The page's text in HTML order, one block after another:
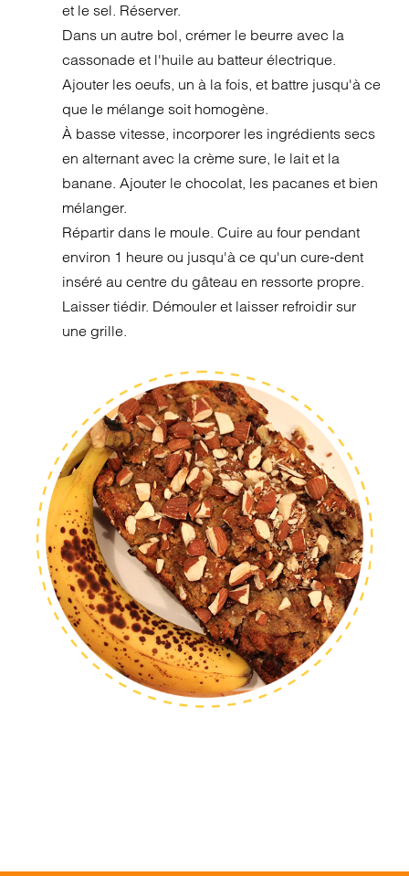
et le sel. Réserver.
Dans un autre bol, crémer le beurre avec la
cassonade et l'huile au batteur électrique.
Ajouter les oeufs, un à la fois, et battre jusqu'à ce
que le mélange soit homogène.
À basse vitesse, incorporer les ingrédients secs
en alternant avec la crème sure, le lait et la
banane. Ajouter le chocolat, les pacanes et bien
mélanger.
Répartir dans le moule. Cuire au four pendant
environ 1 heure ou jusqu'à ce qu'un cure-dent
inséré au centre du gâteau en ressorte propre.
Laisser tiédir. Démouler et laisser refroidir sur
une grille.